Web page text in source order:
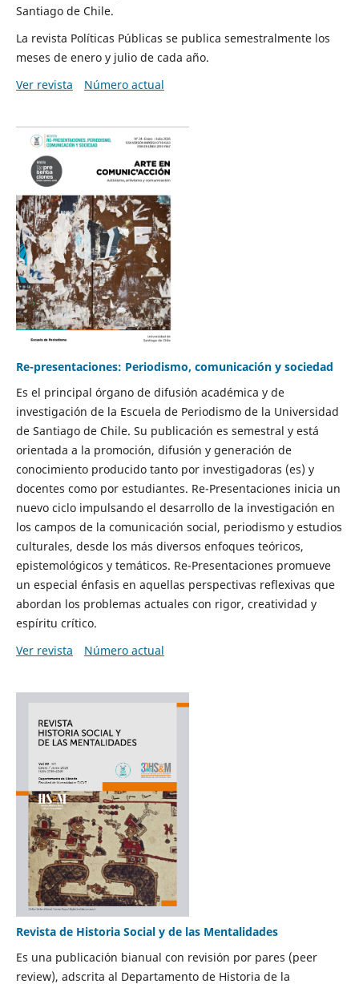
Santiago de Chile.
La revista Políticas Públicas se publica semestralmente los
meses de enero y julio de cada año.
Ver revista
Número actual
Re-presentaciones: Periodismo, comunicación y sociedad
Es el principal órgano de difusión académica y de
investigación de la Escuela de Periodismo de la Universidad
de Santiago de Chile. Su publicación es semestral y está
orientada a la promoción, difusión y generación de
conocimiento producido tanto por investigadoras (es) y
docentes como por estudiantes. Re-Presentaciones inicia un
nuevo ciclo impulsando el desarrollo de la investigación en
los campos de la comunicación social, periodismo y estudios
culturales, desde los más diversos enfoques teóricos,
epistemológicos y temáticos. Re-Presentaciones promueve
un especial énfasis en aquellas perspectivas reflexivas que
abordan los problemas actuales con rigor, creatividad y
espíritu crítico.
Ver revista
Número actual
Revista de Historia Social y de las Mentalidades
Es una publicación bianual con revisión por pares (peer
review), adscrita al Departamento de Historia de la